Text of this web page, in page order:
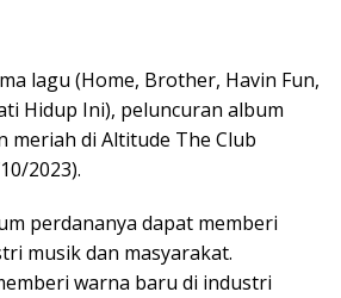
lagu (Home, Brother, Havin Fun,
Hidup Ini), peluncuran album
meriah di Altitude The Club
2023).
perdananya dapat memberi
musik dan masyarakat.
warna baru di industri